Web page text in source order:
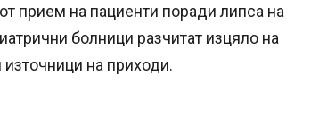
прием на пациенти поради липса на
болници разчитат изцяло на
на приходи.